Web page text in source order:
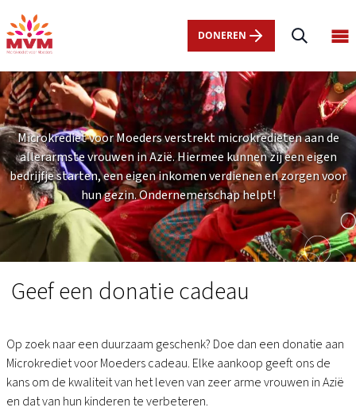
en
naar
inhoud
gaan
Main
navigation
nl
DONEREN
Microkrediet voor Moeders verstrekt microkredieten aan de
allerarmste vrouwen in Azië. Hiermee kunnen zij een eigen
bedrijfje starten, een eigen inkomen verdienen en zorgen voor
hun gezin. Ondernemerschap helpt!
Duurzaam
Cadeau
Geef een donatie cadeau
Op zoek naar een duurzaam geschenk? Doe dan een donatie aan
Microkrediet voor Moeders cadeau. Elke aankoop geeft ons de
kans om de kwaliteit van het leven van zeer arme vrouwen in Azië
en dat van hun kinderen te verbeteren.